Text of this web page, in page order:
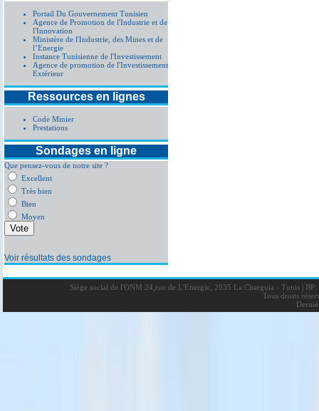
Portail Du Gouvernement Tunisien
Agence de Promotion de l'Industrie et de
l'Innovation
Ministère de l'Industrie, des Mines et de
l’Energie
Instance Tunisienne de l'Investissement
Agence de promotion de l'Investissement
Extérieur
Ressources en lignes
Code Minier
Prestations
Sondages en ligne
Que pensez-vous de notre site ?
Excellent
Très bien
Bien
Moyen
Voir résultats des sondages
Siège social de l'ONM 24,rue de L'Energie, 2035 La Charguia - Tunis |BP:
Tous droits